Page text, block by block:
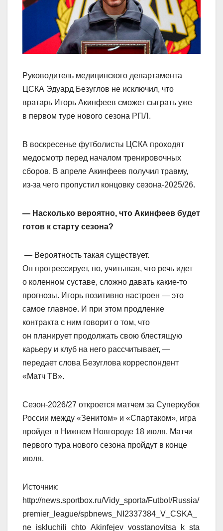
Руководитель медицинского департамента
ЦСКА Эдуард Безуглов не исключил, что
вратарь Игорь Акинфеев сможет сыграть уже
в первом туре нового сезона РПЛ.
В воскресенье футболисты ЦСКА проходят
медосмотр перед началом тренировочных
сборов. В апреле Акинфеев получил травму,
из‑за чего пропустил концовку сезона‑2025/26.
— Насколько вероятно, что Акинфеев будет
готов к старту сезона?
— Вероятность такая существует.
Он прогрессирует, но, учитывая, что речь идет
о коленном суставе, сложно давать какие‑то
прогнозы. Игорь позитивно настроен — это
самое главное. И при этом продление
контракта с ним говорит о том, что
он планирует продолжать свою блестящую
карьеру и клуб на него рассчитывает, —
передает слова Безуглова корреспондент
«Матч ТВ».
Сезон‑2026/27 откроется матчем за Суперкубок
России между «Зенитом» и «Спартаком», игра
пройдет в Нижнем Новгороде 18 июля. Матчи
первого тура нового сезона пройдут в конце
июля.
Источник:
http://news.sportbox.ru/Vidy_sporta/Futbol/Russia/
premier_league/spbnews_NI2337384_V_CSKA_
ne_iskluchili_chto_Akinfejev_vosstanovitsa_k_sta